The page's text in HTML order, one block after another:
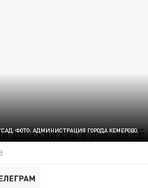
ФОТО: АДМИНИСТРАЦИЯ ГОРОДА КЕМЕРОВО.